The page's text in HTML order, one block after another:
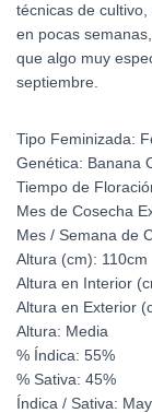
técnicas de
en pocas
que algo muy
septiembre.
Tipo Feminizada:
Genética: Banana
Tiempo de
Mes de Cosecha
Mes / Semana de
Altura (cm): 110cm
Altura en Interior
Altura en Exterior
Altura: Media
% Índica: 55%
% Sativa: 45%
Índica / Sativa: